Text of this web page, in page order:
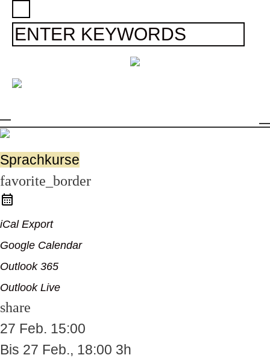
Sprachkurse
favorite_border
iCal Export
Google Calendar
Outlook 365
Outlook Live
share
27 Feb. 15:00
Bis 27 Feb., 18:00 3h